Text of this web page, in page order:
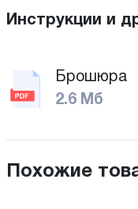
Инструкции и
Брошюра
2.6 Мб
Похожие